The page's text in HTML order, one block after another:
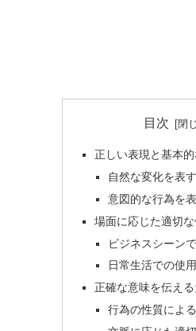
目次
正しい表現と基本
自然な変化を表
意図的な行為を
場面に応じた適切
ビジネスシーン
日常生活での使
正確な意味を伝え
行為の性質によ